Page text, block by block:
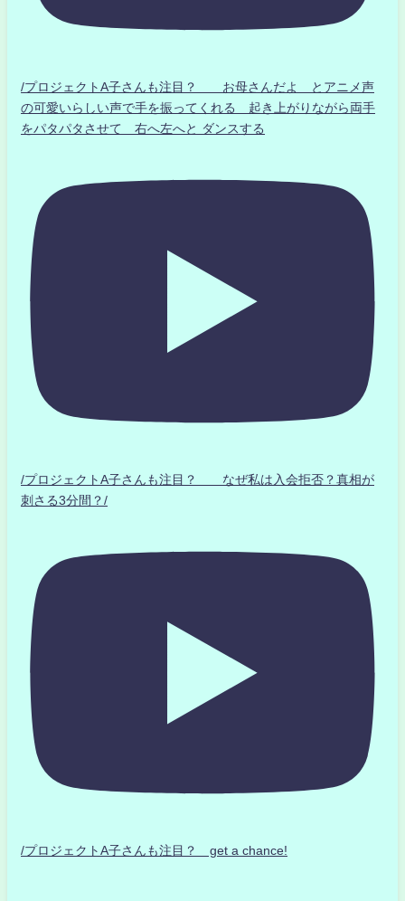
/プロジェクトA子さんも注目？ お母さんだよ とアニメ声
の可愛いらしい声で手を振ってくれる 起き上がりながら両手
をパタパタさせて 右へ左へと ダンスする
/プロジェクトA子さんも注目？ なぜ私は入会拒否？真相が
刺さる3分間？/
/プロジェクトA子さんも注目？ get a chance!